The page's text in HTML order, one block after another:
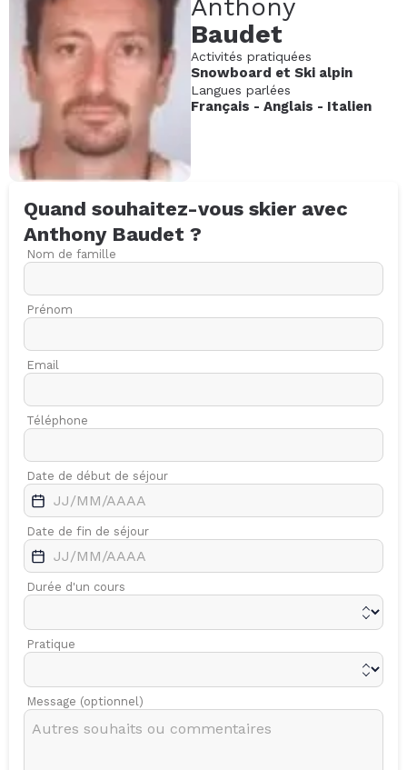
Anthony
Baudet
Activités pratiquées
Snowboard et Ski alpin
Langues parlées
Français - Anglais - Italien
Quand souhaitez-vous skier avec
Anthony Baudet ?
Nom de famille
Prénom
Email
Téléphone
Date de début de séjour
Date de fin de séjour
Durée d'un cours
Pratique
Message (optionnel)